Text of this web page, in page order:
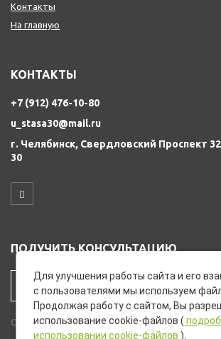
Контакты
На главную
КОНТАКТЫ
+7 (912) 476-10-80
u_stasa30@mail.ru
г. Челябинск, Свердловский Проспект
30
ПОЛУЧИТЬ КОНСУЛЬТАЦИЮ
Остались вопросы? Закажите звонок и мы
Для улучшения работы сайта и его
с пользователями мы используем
Продолжая работу с сайтом, Вы
использование cookie-файлов (
использовании cookie-файлов ).